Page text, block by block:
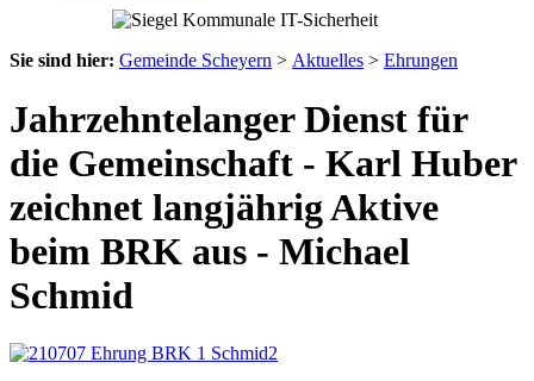
Sie sind hier: Gemeinde Scheyern > Aktuelles > Ehrungen
Jahrzehntelanger Dienst für
die Gemeinschaft - Karl Huber
zeichnet langjährig Aktive
beim BRK aus - Michael
Schmid